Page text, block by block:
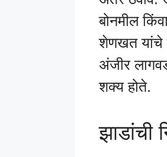
बोनमील
शेणखत यांचे
अंजीर
शक्य होते.